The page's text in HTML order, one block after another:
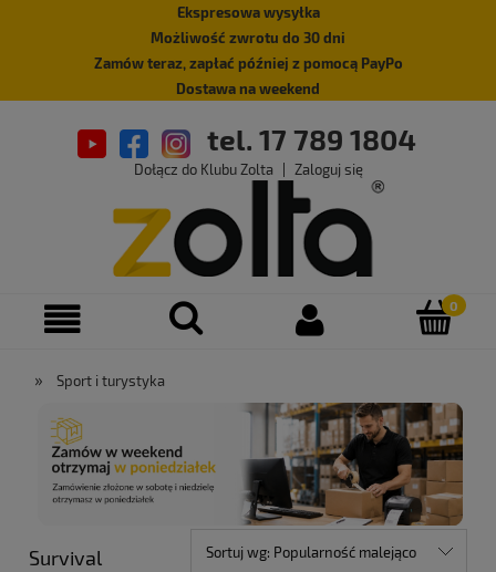
Ekspresowa wysyłka
Możliwość zwrotu do 30 dni
Zamów teraz, zapłać później z pomocą PayPo
Dostawa na weekend
tel. 17 789 1804
Dołącz do Klubu Zolta Zaloguj się
» Sport i turystyka
Survival Sortuj wg: Popularność malejąco